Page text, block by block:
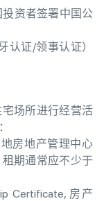
资者签署中国公
认证/领事认证）
场所进行经营活
房地产管理中心
期通常应不少于
Certificate, 房产